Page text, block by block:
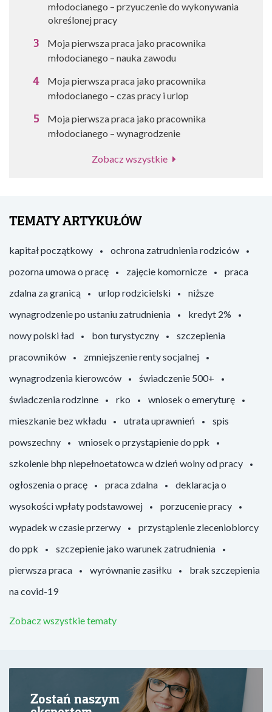
młodocianego – przyuczenie do wykonywania
określonej pracy
Moja pierwsza praca jako pracownika
młodocianego – nauka zawodu
Moja pierwsza praca jako pracownika
młodocianego – czas pracy i urlop
Moja pierwsza praca jako pracownika
młodocianego – wynagrodzenie
Zobacz wszystkie
TEMATY ARTYKUŁÓW
kapitał początkowy
ochrona zatrudnienia rodziców
pozorna umowa o pracę
zajęcie komornicze
praca
zdalna za granicą
urlop rodzicielski
niższe
wynagrodzenie po ustaniu zatrudnienia
kredyt 2%
nowy polski ład
bon turystyczny
szczepienia
pracowników
zmniejszenie renty socjalnej
wynagrodzenia kierowców
świadczenie 500+
świadczenia rodzinne
rko
wniosek o emeryturę
mieszkanie bez wkładu
utrata uprawnień
spis
powszechny
wniosek o przystąpienie do ppk
szkolenie bhp niepełnoetatowca w dzień wolny od pracy
ogłoszenia o pracę
praca zdalna
deklaracja o
wysokości wpłaty podstawowej
porzucenie pracy
wypadek w czasie przerwy
przystąpienie zleceniobiorcy
do ppk
szczepienie jako warunek zatrudnienia
pierwsza praca
wyrównanie zasiłku
brak szczepienia
na covid-19
Zobacz wszystkie tematy
Zostań naszym